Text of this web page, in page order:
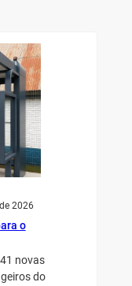
2026
o
novas
do